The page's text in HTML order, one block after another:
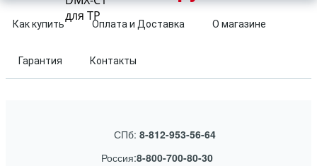
Как купить Оплата и Доставка О магазине
Гарантия Контакты
СПб: 8-812-953-56-64
Россия:8-800-700-80-30
для TP